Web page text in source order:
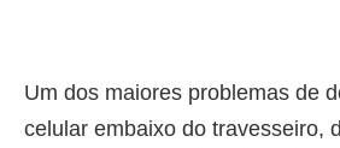
Um dos maiores problemas de
celular embaixo do travesseiro,